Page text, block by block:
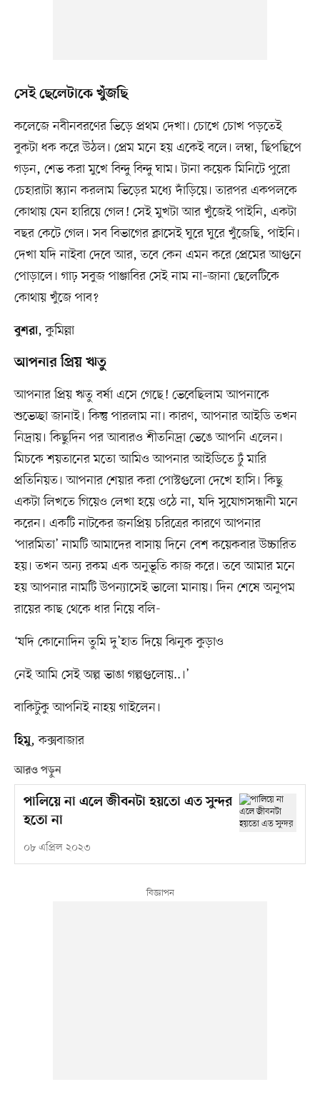
সেই ছেলেটাকে খুঁজছি
কলেজে নবীনবরণের ভিড়ে প্রথম দেখা। চোখে চোখ পড়তেই
বুকটা ধক করে উঠল। প্রেম মনে হয় একেই বলে। লম্বা, ছিপছিপে
গড়ন, শেভ করা মুখে বিন্দু বিন্দু ঘাম। টানা কয়েক মিনিটে পুরো
চেহারাটা স্ক্যান করলাম ভিড়ের মধ্যে দাঁড়িয়ে। তারপর একপলকে
কোথায় যেন হারিয়ে গেল! সেই মুখটা আর খুঁজেই পাইনি, একটা
বছর কেটে গেল। সব বিভাগের ক্লাসেই ঘুরে ঘুরে খুঁজেছি, পাইনি।
দেখা যদি নাইবা দেবে আর, তবে কেন এমন করে প্রেমের আগুনে
পোড়ালে। গাঢ় সবুজ পাঞ্জাবির সেই নাম না–জানা ছেলেটিকে
কোথায় খুঁজে পাব?
বুশরা, কুমিল্লা
আপনার প্রিয় ঋতু
আপনার প্রিয় ঋতু বর্ষা এসে গেছে! ভেবেছিলাম আপনাকে
শুভেচ্ছা জানাই। কিন্তু পারলাম না। কারণ, আপনার আইডি তখন
নিদ্রায়। কিছুদিন পর আবারও শীতনিদ্রা ভেঙে আপনি এলেন।
মিচকে শয়তানের মতো আমিও আপনার আইডিতে ঢুঁ মারি
প্রতিনিয়ত। আপনার শেয়ার করা পোস্টগুলো দেখে হাসি। কিছু
একটা লিখতে গিয়েও লেখা হয়ে ওঠে না, যদি সুযোগসন্ধানী মনে
করেন। একটি নাটকের জনপ্রিয় চরিত্রের কারণে আপনার
‘পারমিতা’ নামটি আমাদের বাসায় দিনে বেশ কয়েকবার উচ্চারিত
হয়। তখন অন্য রকম এক অনুভূতি কাজ করে। তবে আমার মনে
হয় আপনার নামটি উপন্যাসেই ভালো মানায়। দিন শেষে অনুপম
রায়ের কাছ থেকে ধার নিয়ে বলি-
‘যদি কোনোদিন তুমি দু’হাত দিয়ে ঝিনুক কুড়াও
নেই আমি সেই অল্প ভাঙা গল্পগুলোয়..।’
বাকিটুকু আপনিই নাহয় গাইলেন।
হিমু, কক্সবাজার
আরও পড়ুন
পালিয়ে না এলে জীবনটা হয়তো এত সুন্দর
হতো না
০৮ এপ্রিল ২০২৩